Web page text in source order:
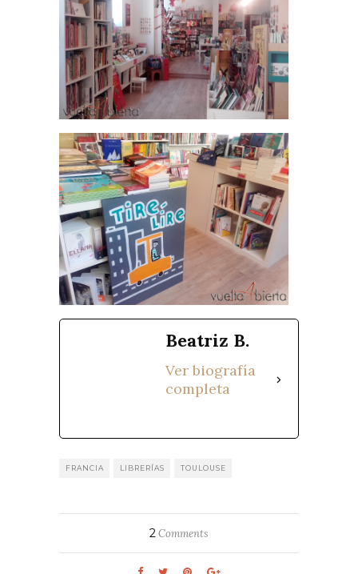
Beatriz B.
Ver biografía
completa
FRANCIA LIBRERÍAS TOULOUSE
2Comments